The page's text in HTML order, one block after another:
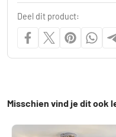
Deel dit product:
Misschien vind je dit ook